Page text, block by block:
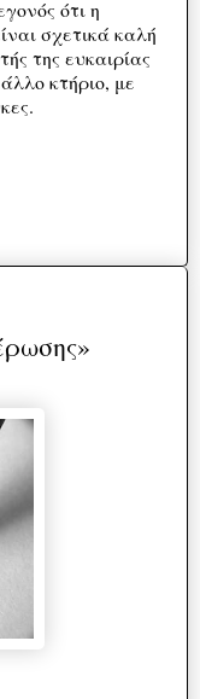
ότι η
σχετικά καλή
της ευκαιρίας
κτήριο, με